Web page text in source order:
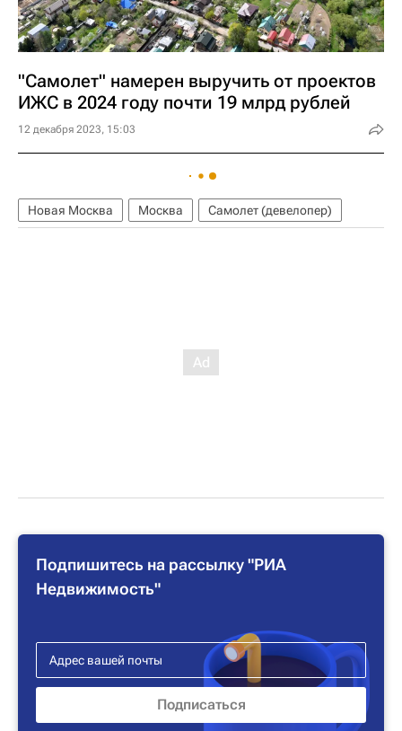
"Самолет" намерен выручить от проектов
ИЖС в 2024 году почти 19 млрд рублей
12 декабря 2023, 15:03
Новая Москва Москва Самолет (девелопер)
Подпишитесь на рассылку "РИА
Недвижимость"